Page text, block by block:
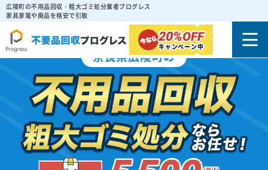
広陵町の不用品回収・粗大ゴミ処分業者プログレス
家具家電や廃品を格安で引取
20%OFF
キャンペーン中
奈良県広陵町の